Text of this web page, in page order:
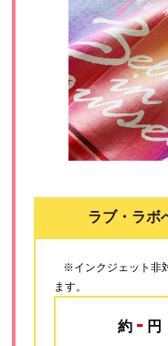
ラブ・ラボ
※インクジェット非
ます。
約 - 円